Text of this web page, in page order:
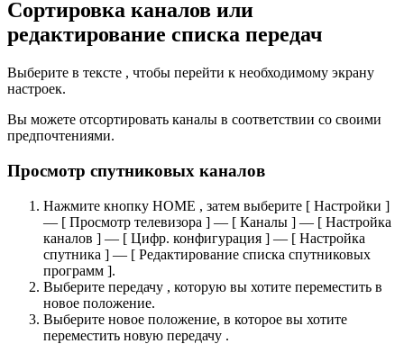
Сортировка каналов или
редактирование списка передач
Выберите в тексте , чтобы перейти к необходимому экрану
настроек.
Вы можете отсортировать каналы в соответствии со своими
предпочтениями.
Просмотр спутниковых каналов
Нажмите кнопку HOME , затем выберите [ Настройки ]
— [ Просмотр телевизора ] — [ Каналы ] — [ Настройка
каналов ] — [ Цифр. конфигурация ] — [ Настройка
спутника ] — [ Редактирование списка спутниковых
программ ].
Выберите передачу , которую вы хотите переместить в
новое положение.
Выберите новое положение, в которое вы хотите
переместить новую передачу .